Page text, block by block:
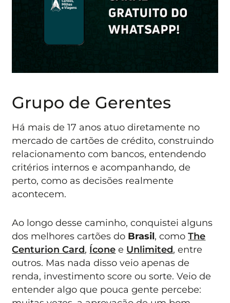
Grupo de Gerentes
Há mais de 17 anos atuo diretamente no
mercado de cartões de crédito, construindo
relacionamento com bancos, entendendo
critérios internos e acompanhando, de
perto, como as decisões realmente
acontecem.
Ao longo desse caminho, conquistei alguns
dos melhores cartões do Brasil, comoThe
Centurion Card, Ícone e Unlimited, entre
outros. Mas nada disso veio apenas de
renda, investimento score ou sorte. Veio de
entender algo que pouca gente percebe: